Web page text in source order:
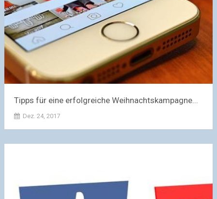
Tipps für eine erfolgreiche Weihnachtskampagne...
Dez. 24, 2017